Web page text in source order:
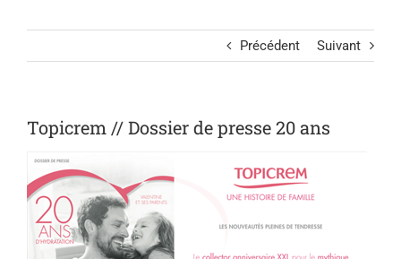
Précédent Suivant
Topicrem // Dossier de presse 20 ans